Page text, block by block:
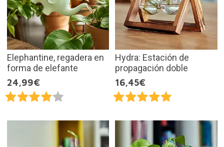
Elephantine, regadera en
forma de elefante
24,99€
Hydra: Estación de
propagación doble
16,45€